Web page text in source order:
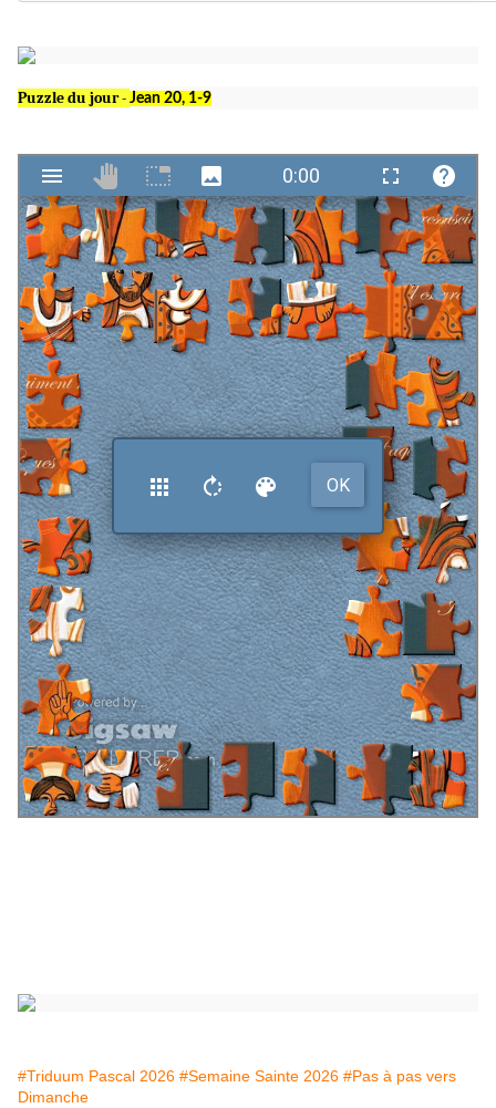
Puzzle du jour - Jean 20, 1-9
#Triduum Pascal 2026 #Semaine Sainte 2026 #Pas à pas vers
Dimanche